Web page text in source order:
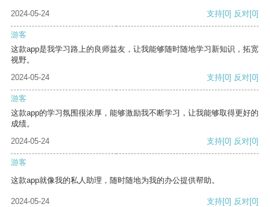
2024-05-24
支持[0] 反对[0]
游客
这款app是我学习路上的良师益友，让我能够随时随地学习新知识，拓宽
视野。
2024-05-24
支持[0] 反对[0]
游客
这款app的学习氛围很浓厚，能够激励我不断学习，让我能够取得更好的
成绩。
2024-05-24
支持[0] 反对[0]
游客
这款app就像我的私人助理，随时随地为我的办公提供帮助。
2024-05-24 支持[0] 反对[0]